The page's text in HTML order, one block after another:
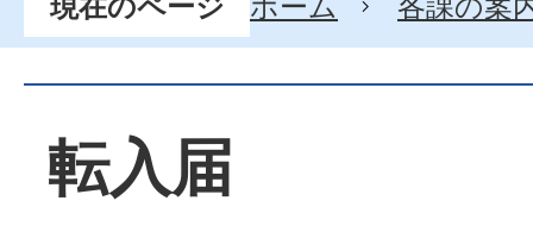
転入届